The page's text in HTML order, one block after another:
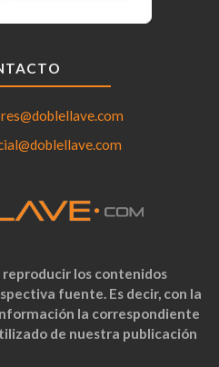
los contenidos
fuente. Es decir, con la
la correspondiente
de nuestra publicación